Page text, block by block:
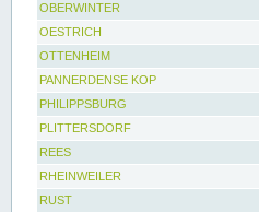
OBERWINTER
OESTRICH
OTTENHEIM
PANNERDENSE KOP
PHILIPPSBURG
PLITTERSDORF
REES
RHEINWEILER
RUST